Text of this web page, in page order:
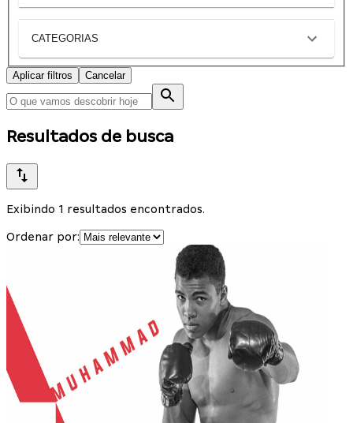
CATEGORIAS
Aplicar filtros Cancelar
Resultados de busca
Exibindo 1 resultados encontrados.
Ordenar por: